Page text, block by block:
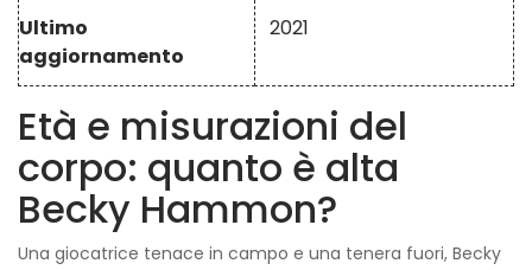
Ultimo
aggiornamento
2021
Età e misurazioni del
corpo: quanto è alta
Becky Hammon?
Una giocatrice tenace in campo e una tenera fuori, Becky